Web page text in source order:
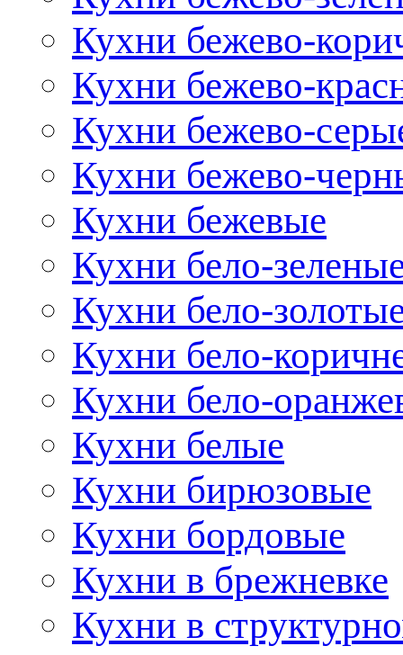
Кухни бежево-
Кухни бежево-
Кухни бежево-
Кухни бежево-
Кухни бежевые
Кухни бело-
Кухни бело-
Кухни бело-
Кухни бело-
Кухни белые
Кухни бирюзовые
Кухни бордовые
Кухни в брежневке
Кухни в